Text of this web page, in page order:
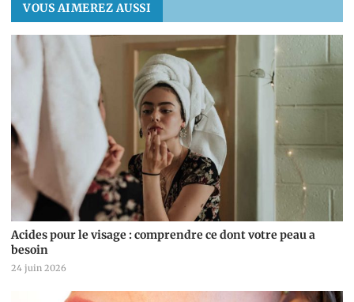
VOUS AIMEREZ AUSSI
Acides pour le visage : comprendre ce dont votre peau a
besoin
24 juin 2026